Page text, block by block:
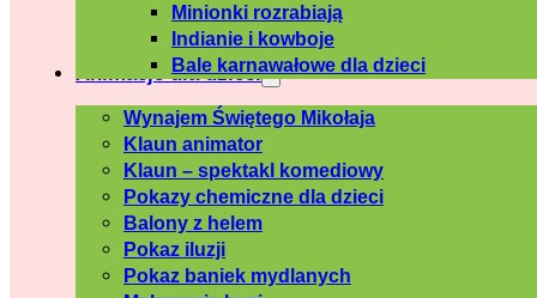
Minionki rozrabiają
Indianie i kowboje
Bale karnawałowe dla dzieci
Animacje dla dzieci
Wynajem Świętego Mikołaja
Klaun animator
Klaun – spektakl komediowy
Pokazy chemiczne dla dzieci
Balony z helem
Pokaz iluzji
Pokaz baniek mydlanych